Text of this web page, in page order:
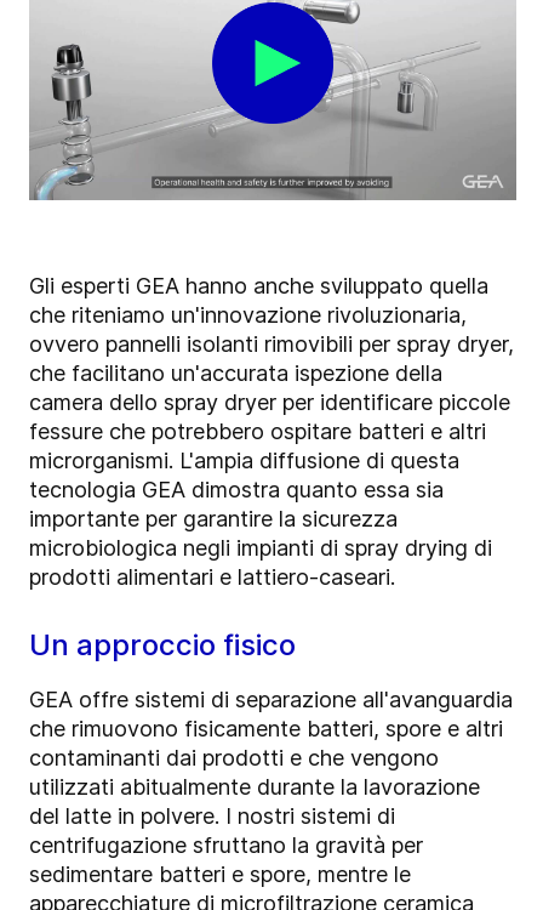
Gli esperti GEA hanno anche sviluppato quella
che riteniamo un'innovazione rivoluzionaria,
ovvero pannelli isolanti rimovibili per spray dryer,
che facilitano un'accurata ispezione della
camera dello spray dryer per identificare piccole
fessure che potrebbero ospitare batteri e altri
microrganismi. L'ampia diffusione di questa
tecnologia GEA dimostra quanto essa sia
importante per garantire la sicurezza
microbiologica negli impianti di spray drying di
prodotti alimentari e lattiero-caseari.
Un approccio fisico
GEA offre sistemi di separazione all'avanguardia
che rimuovono fisicamente batteri, spore e altri
contaminanti dai prodotti e che vengono
utilizzati abitualmente durante la lavorazione
del latte in polvere. I nostri sistemi di
centrifugazione sfruttano la gravità per
sedimentare batteri e spore, mentre le
apparecchiature di microfiltrazione ceramica